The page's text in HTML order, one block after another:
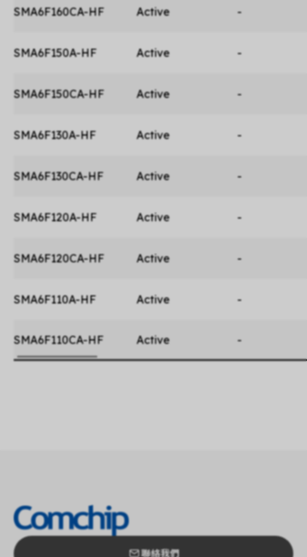
SMA6F160CA-HF Active -
SMA6F150A-HF Active -
SMA6F150CA-HF Active -
SMA6F130A-HF Active -
SMA6F130CA-HF Active -
SMA6F120A-HF Active -
SMA6F120CA-HF Active -
SMA6F110A-HF Active -
SMA6F110CA-HF Active -
聯絡我們